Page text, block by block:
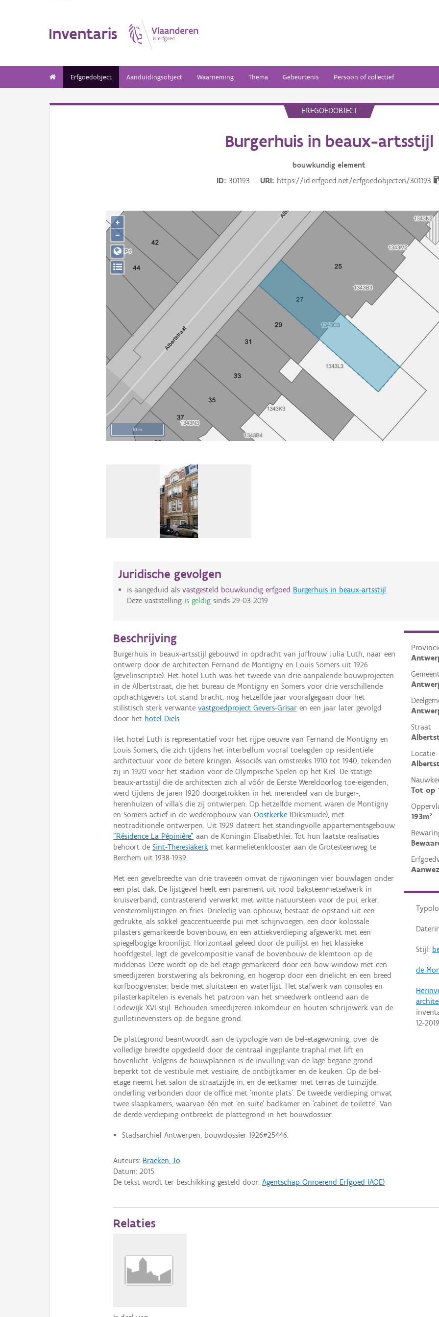
Inventaris
Erfgoedobject Aanduidingsobject Waarneming Thema Gebeurtenis Persoon of collectief
ERFGOEDOBJECT
Burgerhuis in beaux-artsstijl
bouwkundig element
ID
301193 URI https://id.erfgoed.net/erfgoedobjecten/301193
10 m
+
−
Juridische gevolgen
is aangeduid als vastgesteld bouwkundig erfgoed Burgerhuis in beaux-artsstijl
Deze vaststelling is geldigsinds 29-03-2019
Straat
Locatie
Tot op
193m²
Stijl:
de
12-2019
Beschrijving
Burgerhuis in beaux-artsstijl gebouwd in opdracht van juffrouw Julia Luth, naar een
ontwerp door de architecten Fernand de Montigny en Louis Somers uit 1926
(gevelinscriptie). Het hotel Luth was het tweede van drie aanpalende bouwprojecten
in de Albertstraat, die het bureau de Montigny en Somers voor drie verschillende
opdrachtgevers tot stand bracht, nog hetzelfde jaar voorafgegaan door het
stilistisch sterk verwantevastgoedproject Gevers-Grisar en een jaar later gevolgd
door het hotel Diels.
Het hotel Luth is representatief voor het rijpe oeuvre van Fernand de Montigny en
Louis Somers, die zich tijdens het interbellum vooral toelegden op residentiële
architectuur voor de betere kringen. Associés van omstreeks 1910 tot 1940, tekenden
zij in 1920 voor het stadion voor de Olympische Spelen op het Kiel. De statige
beaux-artsstijl die de architecten zich al vóór de Eerste Wereldoorlog toe-eigenden,
werd tijdens de jaren 1920 doorgetrokken in het merendeel van de burger-,
herenhuizen of villa’s die zij ontwierpen. Op hetzelfde moment waren de Montigny
en Somers actief in de wederopbouw vanOostkerke (Diksmuide), met
neotraditionele ontwerpen. Uit 1929 dateert het standingvolle appartementsgebouw
"Résidence La Pépinière" aan de Koningin Elisabethlei. Tot hun laatste realisaties
behoort deSint-Theresiakerk met karmelietenklooster aan de Grotesteenweg te
Berchem uit 1938-1939.
Met een gevelbreedte van drie traveeën omvat de rijwoningen vier bouwlagen onder
een plat dak. De lijstgevel heeft een parement uit rood baksteenmetselwerk in
kruisverband, contrasterend verwerkt met witte natuursteen voor de pui, erker,
vensteromlijstingen en fries. Drieledig van opbouw, bestaat de opstand uit een
gedrukte, als sokkel geaccentueerde pui met schijnvoegen, een door kolossale
pilasters gemarkeerde bovenbouw, en een attiekverdieping afgewerkt met een
spiegelbogige kroonlijst. Horizontaal geleed door de puilijst en het klassieke
hoofdgestel, legt de gevelcompositie vanaf de bovenbouw de klemtoon op de
middenas. Deze wordt op de bel-etage gemarkeerd door een bow-window met een
smeedijzeren borstwering als bekroning, en hogerop door een drielicht en een breed
korfboogvenster, beide met sluitsteen en waterlijst. Het stafwerk van consoles en
pilasterkapitelen is evenals het patroon van het smeedwerk ontleend aan de
Lodewijk XVI-stijl. Behouden smeedijzeren inkomdeur en houten schrijnwerk van de
guillotinevensters op de begane grond.
De plattegrond beantwoordt aan de typologie van de bel-etagewoning, over de
volledige breedte opgedeeld door de centraal ingeplante traphal met lift en
bovenlicht. Volgens de bouwplannen is de invulling van de lage begane grond
beperkt tot de vestibule met vestiaire, de ontbijtkamer en de keuken. Op de bel-
etage neemt het salon de straatzijde in, en de eetkamer met terras de tuinzijde,
onderling verbonden door de office met 'monte plats'. De tweede verdieping omvat
twee slaapkamers, waarvan één met 'en suite' badkamer en 'cabinet de toilette'. Van
de derde verdieping ontbreekt de plattegrond in het bouwdossier.
Stadsarchief Antwerpen, bouwdossier 1926#25446.
Auteurs: Braeken, Jo
Datum:2015
De tekst wordt ter beschikking gesteld door:Agentschap Onroerend Erfgoed (AOE)
Relaties